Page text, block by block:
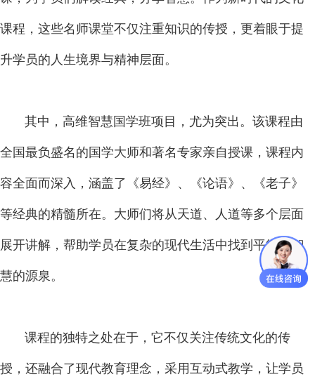
课程，这些名师课堂不仅注重知识的传授，更着眼于提
升学员的人生境界与精神层面。
其中，高维智慧国学班项目，尤为突出。该课程由
全国最负盛名的国学大师和著名专家亲自授课，课程内
容全面而深入，涵盖了《易经》、《论语》、《老子》
等经典的精髓所在。大师们将从天道、人道等多个层面
展开讲解，帮助学员在复杂的现代生活中找到平衡与智
慧的源泉。
课程的独特之处在于，它不仅关注传统文化的传
授，还融合了现代教育理念，采用互动式教学，让学员